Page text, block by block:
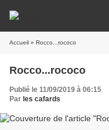
Accueil » Rocco...rococo
Rocco...rococo
Publié le 11/09/2019 à 06:15
Par les cafards